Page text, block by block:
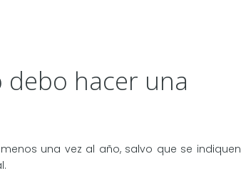
debo hacer una
una vez al año, salvo que se indiquen